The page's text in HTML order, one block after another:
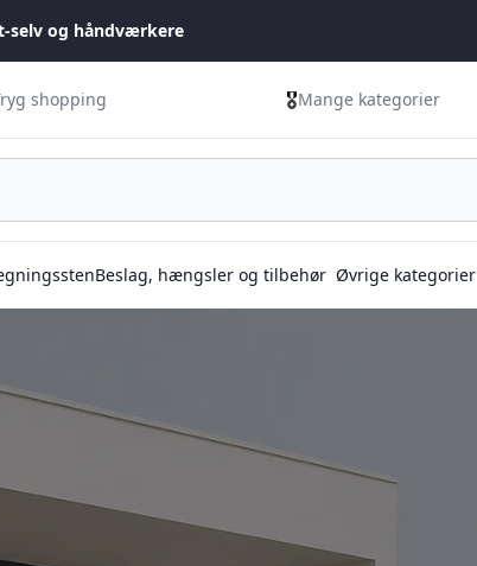
selv og håndværkere
shopping 🎖️Mange kategorier
Beslag, hængsler og tilbehør Øvrige kategorier